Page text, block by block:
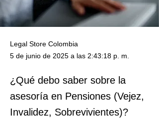
Legal Store Colombia
5 de junio de 2025 a las 2:43:18 p. m.
¿Qué debo saber sobre la
asesoría en Pensiones (Vejez,
Invalidez, Sobrevivientes)?